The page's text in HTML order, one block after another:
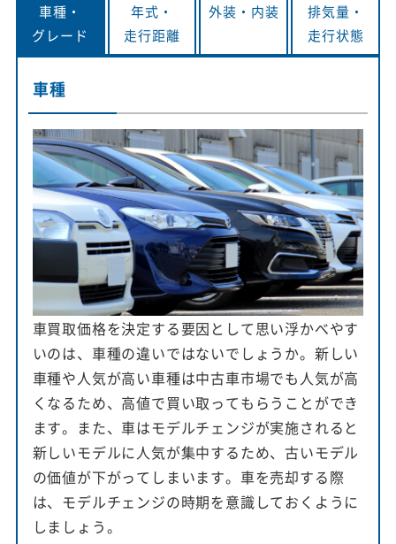
車種・
グレード
年式・
走行距離
外装・ 内装
排気量・
走行状態
車種
車買取価格を決定する要因として思い浮かべやす
いのは、車種の違いではないでしょうか。新しい
車種や人気が高い車種は中古車市場でも人気が高
くなるため、高値で買い取ってもらうことができ
ます。また、車はモデルチェンジが実施されると
新しいモデルに人気が集中するため、古いモデル
の価値が下がってしまいます。車を売却する際
は、モデルチェンジの時期を意識しておくように
しましょう。